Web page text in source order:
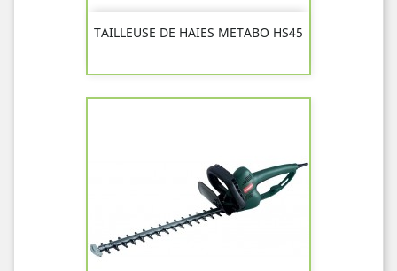
TAILLEUSE DE HAIES METABO HS45